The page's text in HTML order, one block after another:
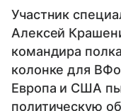
Участник
Алексей
командира
колонке для
Европа и США
политическую